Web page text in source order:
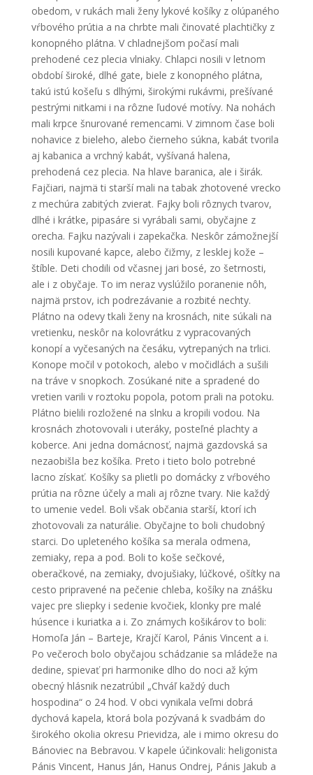
obedom, v rukách mali ženy lykové košíky z olúpaného
vŕbového prútia a na chrbte mali činovaté plachtičky z
konopného plátna. V chladnejšom počasí mali
prehodené cez plecia vlniaky. Chlapci nosili v letnom
období široké, dlhé gate, biele z konopného plátna,
takú istú košeľu s dlhými, širokými rukávmi, prešívané
pestrými nitkami i na rôzne ľudové motívy. Na nohách
mali krpce šnurované remencami. V zimnom čase boli
nohavice z bieleho, alebo čierneho súkna, kabát tvorila
aj kabanica a vrchný kabát, vyšívaná halena,
prehodená cez plecia. Na hlave baranica, ale i širák.
Fajčiari, najmä ti starší mali na tabak zhotovené vrecko
z mechúra zabitých zvierat. Fajky boli rôznych tvarov,
dlhé i krátke, pipasáre si vyrábali sami, obyčajne z
orecha. Fajku nazývali i zapekačka. Neskôr zámožnejší
nosili kupované kapce, alebo čižmy, z lesklej kože –
štíble. Deti chodili od včasnej jari bosé, zo šetrnosti,
ale i z obyčaje. To im neraz vyslúžilo poranenie nôh,
najmä prstov, ich podrezávanie a rozbité nechty.
Plátno na odevy tkali ženy na krosnách, nite súkali na
vretienku, neskôr na kolovrátku z vypracovaných
konopí a vyčesaných na česáku, vytrepaných na trlici.
Konope močil v potokoch, alebo v močidlách a sušili
na tráve v snopkoch. Zosúkané nite a spradené do
vretien varili v roztoku popola, potom prali na potoku.
Plátno bielili rozložené na slnku a kropili vodou. Na
krosnách zhotovovali i uteráky, posteľné plachty a
koberce. Ani jedna domácnosť, najmä gazdovská sa
nezaobišla bez košíka. Preto i tieto bolo potrebné
lacno získať. Košíky sa plietli po domácky z vŕbového
prútia na rôzne účely a mali aj rôzne tvary. Nie každý
to umenie vedel. Boli však občania starší, ktorí ich
zhotovovali za naturálie. Obyčajne to boli chudobný
starci. Do upleteného košíka sa merala odmena,
zemiaky, repa a pod. Boli to koše sečkové,
oberačkové, na zemiaky, dvojušiaky, lúčkové, ošítky na
cesto pripravené na pečenie chleba, košíky na znášku
vajec pre sliepky i sedenie kvočiek, klonky pre malé
húsence i kuriatka a i. Zo známych košikárov to boli:
Homoľa Ján – Barteje, Krajčí Karol, Pánis Vincent a i.
Po večeroch bolo obyčajou schádzanie sa mládeže na
dedine, spievať pri harmonike dlho do noci až kým
obecný hlásnik nezatrúbil „Chváľ každý duch
hospodina“ o 24 hod. V obci vynikala veľmi dobrá
dychová kapela, ktorá bola pozývaná k svadbám do
širokého okolia okresu Prievidza, ale i mimo okresu do
Bánoviec na Bebravou. V kapele účinkovali: heligonista
Pánis Vincent, Hanus Ján, Hanus Ondrej, Pánis Jakub a